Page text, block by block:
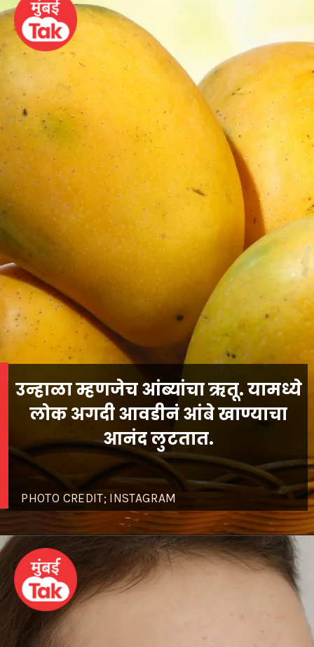
PHOTO CREDIT; INSTAGRAM
उन्हाळा म्हणजेच आंब्यांचा ऋतू. यामध्ये
लोक अगदी आवडीनं आंबे खाण्याचा
आनंद लुटतात.